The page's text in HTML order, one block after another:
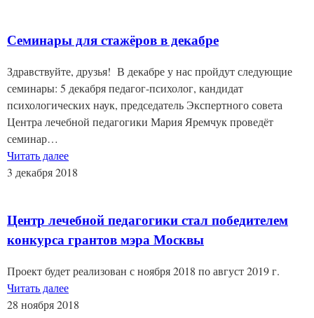
Семинары для стажёров в декабре
Здравствуйте, друзья! В декабре у нас пройдут следующие
семинары: 5 декабря педагог-психолог, кандидат
психологических наук, председатель Экспертного совета
Центра лечебной педагогики Мария Яремчук проведёт
семинар…
Читать далее
3 декабря 2018
Центр лечебной педагогики стал победителем
конкурса грантов мэра Москвы
Проект будет реализован с ноября 2018 по август 2019 г.
Читать далее
28 ноября 2018